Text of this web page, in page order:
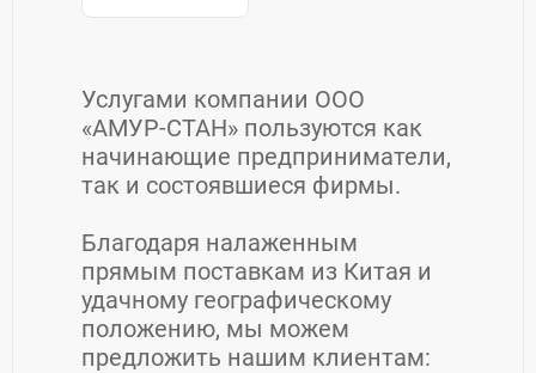
Услугами компании ООО
«АМУР-СТАН» пользуются как
начинающие предприниматели,
так и состоявшиеся фирмы.
Благодаря налаженным
прямым поставкам из Китая и
удачному географическому
положению, мы можем
предложить нашим клиентам: